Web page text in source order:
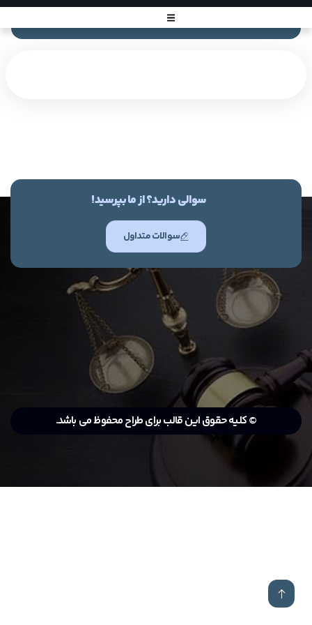
سوالی دارید؟ از ما بپرسید!
سوالات متداول
© کلیه حقوق این قالب برای طراح محفوظ می باشد.